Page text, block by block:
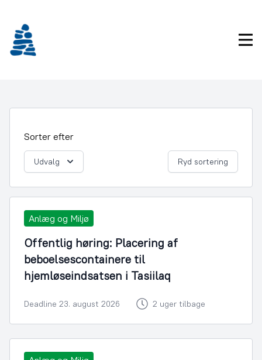
indhold
Sorter efter
Udvalg Ryd sortering
Anlæg og Miljø
Offentlig høring: Placering af
beboelsescontainere til
hjemløseindsatsen i Tasiilaq
Deadline 23. august 2026 2 uger tilbage